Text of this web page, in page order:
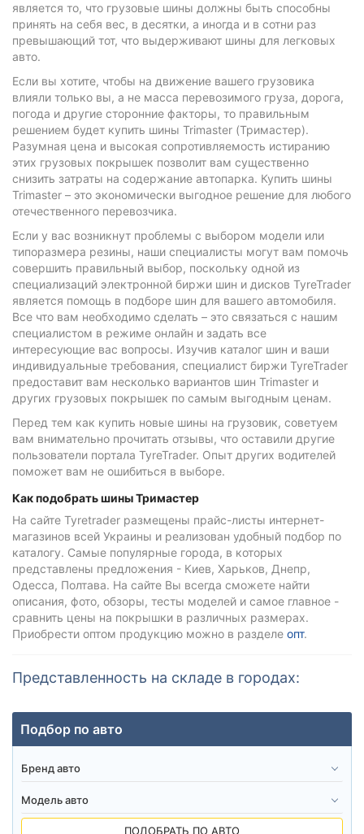
является то, что грузовые шины должны быть способны
принять на себя вес, в десятки, а иногда и в сотни раз
превышающий тот, что выдерживают шины для легковых
авто.
Если вы хотите, чтобы на движение вашего грузовика
влияли только вы, а не масса перевозимого груза, дорога,
погода и другие сторонние факторы, то правильным
решением будет купить шины Trimaster (Тримастер).
Разумная цена и высокая сопротивляемость истиранию
этих грузовых покрышек позволит вам существенно
снизить затраты на содержание автопарка. Купить шины
Trimaster – это экономически выгодное решение для любого
отечественного перевозчика.
Если у вас возникнут проблемы с выбором модели или
типоразмера резины, наши специалисты могут вам помочь
совершить правильный выбор, поскольку одной из
специализаций электронной биржи шин и дисков TyreTrader
является помощь в подборе шин для вашего автомобиля.
Все что вам необходимо сделать – это связаться с нашим
специалистом в режиме онлайн и задать все
интересующие вас вопросы. Изучив каталог шин и ваши
индивидуальные требования, специалист биржи TyreTrader
предоставит вам несколько вариантов шин Trimaster и
других грузовых покрышек по самым выгодным ценам.
Перед тем как купить новые шины на грузовик, советуем
вам внимательно прочитать отзывы, что оставили другие
пользователи портала TyreTrader. Опыт других водителей
поможет вам не ошибиться в выборе.
Как подобрать шины Тримастер
На сайте Tyretrader размещены прайс-листы интернет-
магазинов всей Украины и реализован удобный подбор по
каталогу. Самые популярные города, в которых
представлены предложения - Киев, Харьков, Днепр,
Одесса, Полтава. На сайте Вы всегда сможете найти
описания, фото, обзоры, тесты моделей и самое главное -
сравнить цены на покрышки в различных размерах.
Приобрести оптом продукцию можно в разделе опт.
Представленность на складе в городах:
Подбор по авто
ПОДОБРАТЬ ПО АВТО